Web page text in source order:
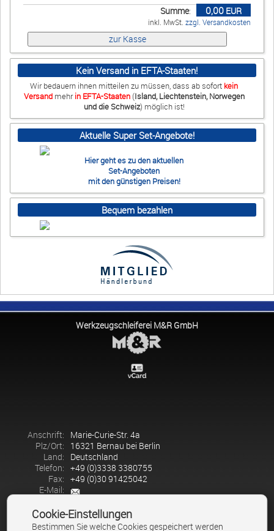
Impressum • Datenschutz • Cookie Einstellungen • Kontakt • AGB
Liefer-/Versandkosten • Widerruf
Summe: 0,00 EUR
inkl. MwSt.zzgl. Versandkosten
Kein Versand in EFTA-Staaten!
Wir bedauern ihnen mitteilen zu müssen, dass ab sofort kein
Versandmehrin EFTA-Staaten(Island, Liechtenstein, Norwegen
und die Schweiz) möglich ist!
Aktuelle Super Set-Angebote!
Hier geht es zu den aktuellen
Set-Angeboten
mit den günstigen Preisen!
Bequem bezahlen
Werkzeugschleiferei M&R GmbH
Anschrift:
Marie-Curie-Str. 4a
Plz/Ort:
16321 Bernau bei Berlin
Land:
Deutschland
Telefon: +49 (0)3338 3380755
Fax: +49 (0)30 91425042
E-Mail:
Cookie-Einstellungen
Bestimmen Sie welche Cookies gespeichert werden